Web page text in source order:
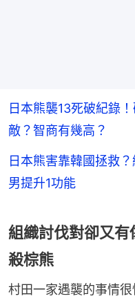
日本熊襲13死破紀錄
敵？智商有幾高？
日本熊害靠韓國拯救
男提升1功能
組織討伐對卻又
殺棕熊
村田一家遇襲的事情